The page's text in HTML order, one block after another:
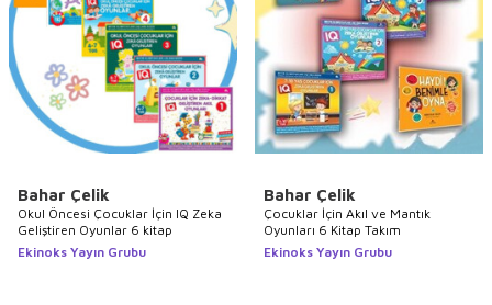
Bahar Çelik
Okul Öncesi Çocuklar İçin IQ Zeka
Geliştiren Oyunlar 6 kitap
Ekinoks Yayın Grubu
Bahar Çelik
Çocuklar İçin Akıl ve Mantık
Oyunları 6 Kitap Takım
Ekinoks Yayın Grubu